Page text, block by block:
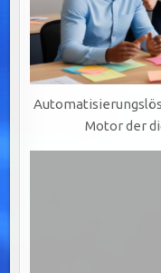
Motor der